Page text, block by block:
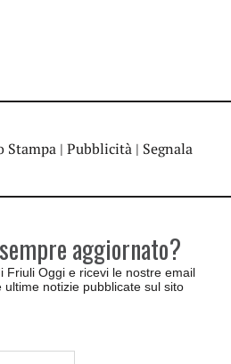
Stampa | Pubblicità | Segnala
aggiornato?
Friuli Oggi e ricevi le nostre email
ultime notizie pubblicate sul sito